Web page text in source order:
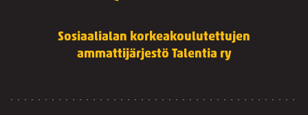
Sosiaalialan korkeakoulutettujen
ammattijärjestö Talentia ry